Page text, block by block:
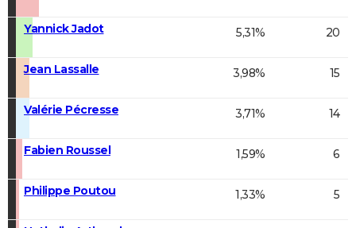
Yannick Jadot 5,31% 20
Jean Lassalle 3,98% 15
Valérie Pécresse 3,71% 14
Fabien Roussel 1,59% 6
Philippe Poutou 1,33% 5